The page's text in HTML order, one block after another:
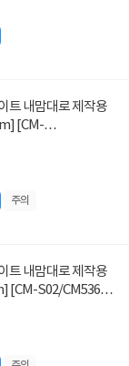
트 내맘대로 제작용
[CM-
포함]
주의
트 내맘대로 제작용
[CM-S02/CM5361]